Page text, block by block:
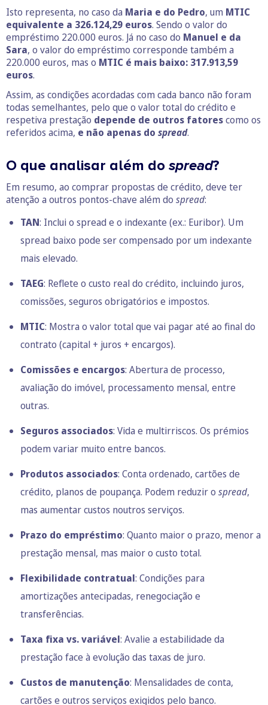
Isto representa, no caso da Maria e do Pedro, um MTIC
equivalente a 326.124,29 euros. Sendo o valor do
empréstimo 220.000 euros. Já no caso do Manuel e da
Sara, o valor do empréstimo corresponde também a
220.000 euros, mas o MTIC é mais baixo: 317.913,59
euros.
Assim, as condições acordadas com cada banco não foram
todas semelhantes, pelo que o valor total do crédito e
respetiva prestação depende de outros fatorescomo os
referidos acima, e não apenas do spread.
O que analisar além do spread?
Em resumo, ao comprar propostas de crédito, deve ter
atenção a outros pontos-chave além do spread:
TAN: Inclui o spread e o indexante (ex.: Euribor). Um
spread baixo pode ser compensado por um indexante
mais elevado.
TAEG: Reflete o custo real do crédito, incluindo juros,
comissões, seguros obrigatórios e impostos.
MTIC: Mostra o valor total que vai pagar até ao final do
contrato (capital + juros + encargos).
Comissões e encargos: Abertura de processo,
avaliação do imóvel, processamento mensal, entre
outras.
Seguros associados: Vida e multirriscos. Os prémios
podem variar muito entre bancos.
Produtos associados: Conta ordenado, cartões de
crédito, planos de poupança. Podem reduzir o spread,
mas aumentar custos noutros serviços.
Prazo do empréstimo: Quanto maior o prazo, menor a
prestação mensal, mas maior o custo total.
Flexibilidade contratual: Condições para
amortizações antecipadas, renegociação e
transferências.
Taxa fixa vs. variável: Avalie a estabilidade da
prestação face à evolução das taxas de juro.
Custos de manutenção: Mensalidades de conta,
cartões e outros serviços exigidos pelo banco.